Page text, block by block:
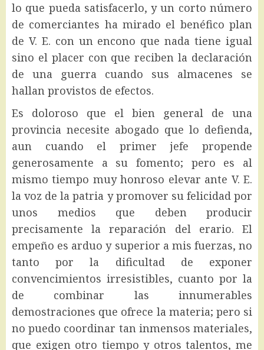
lo que pueda satisfacerlo, y un corto número
de comerciantes ha mirado el benéfico plan
de V. E. con un encono que nada tiene igual
sino el placer con que reciben la declaración
de una guerra cuando sus almacenes se
hallan provistos de efectos.
Es doloroso que el bien general de una
provincia necesite abogado que lo defienda,
aun cuando el primer jefe propende
generosamente a su fomento; pero es al
mismo tiempo muy honroso elevar ante V. E.
la voz de la patria y promover su felicidad por
unos medios que deben producir
precisamente la reparación del erario. El
empeño es arduo y superior a mis fuerzas, no
tanto por la dificultad de exponer
convencimientos irresistibles, cuanto por la
de combinar las innumerables
demostraciones que ofrece la materia; pero si
no puedo coordinar tan inmensos materiales,
que exigen otro tiempo y otros talentos, me